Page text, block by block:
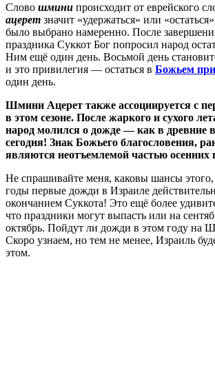
Слово шмини происходит от еврейского
ацерет значит «удержаться» или
было выбрано намеренно. После
праздника Суккот Бог попросил народ
Ним ещё один день. Восьмой день
и это привилегия — остаться в Божьем
один день.
Шмини Ацерет также ассоциируется с
в этом сезоне. После жаркого и сухого
народ молился о дожде — как в древние
сегодня! Знак Божьего благословения,
являются неотъемлемой частью осенних
Не спрашивайте меня, каковы шансы
годы первые дожди в Израиле
окончанием Суккота! Это ещё более
что праздники могут выпасть или на
октябрь. Пойдут ли дожди в этом году на
Скоро узнаем, но тем не менее, Израиль
этом.